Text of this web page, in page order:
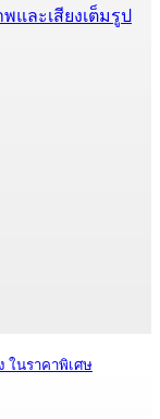
และเสียงเต็มรูป
ในราคาพิเศษ